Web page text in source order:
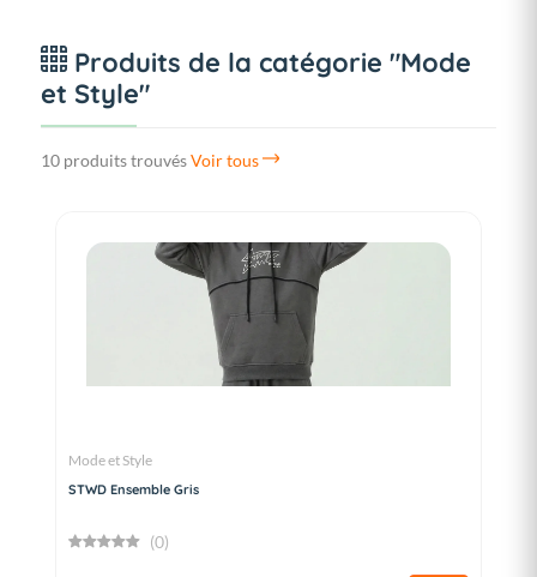
Produits de la catégorie "Mode
et Style"
10 produits trouvésVoir tous
Mode et Style
STWD Ensemble Gris
(0)